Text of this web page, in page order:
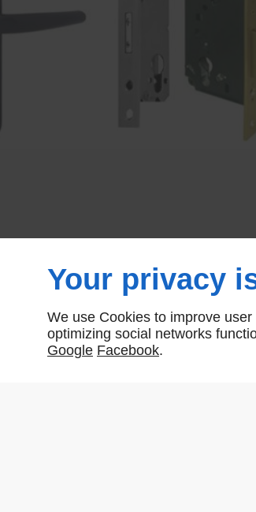
Your privacy
We use Cookies to improve
optimizing social networks
Google Facebook.